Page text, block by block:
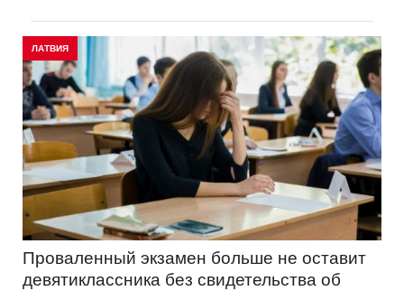
ЛАТВИЯ
Проваленный экзамен больше не оставит
девятиклассника без свидетельства об